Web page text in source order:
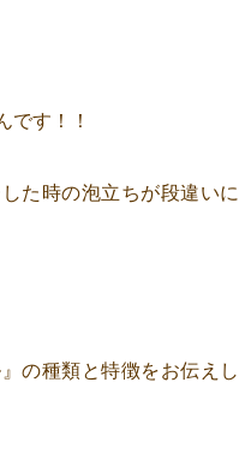
です！！
た時の泡立ちが段違いに
の種類と特徴をお伝えし